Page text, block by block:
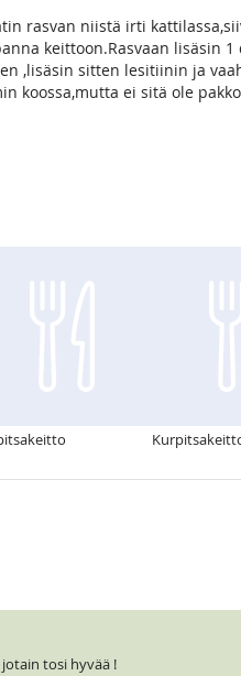
rasvan niistä irti
keittoon.Rasvaan lisäsin
,lisäsin sitten lesitiinin ja
koossa,mutta ei sitä ole
tosi hyvää !